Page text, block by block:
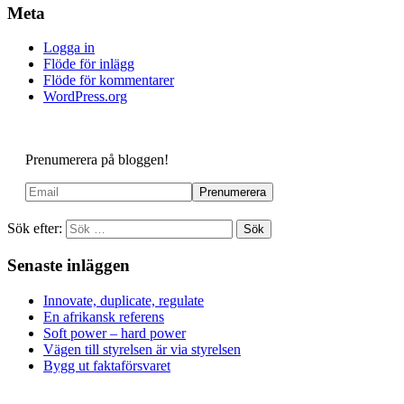
Meta
Logga in
Flöde för inlägg
Flöde för kommentarer
WordPress.org
Prenumerera på bloggen!
Sök efter:
Senaste inläggen
Innovate, duplicate, regulate
En afrikansk referens
Soft power – hard power
Vägen till styrelsen är via styrelsen
Bygg ut faktaförsvaret